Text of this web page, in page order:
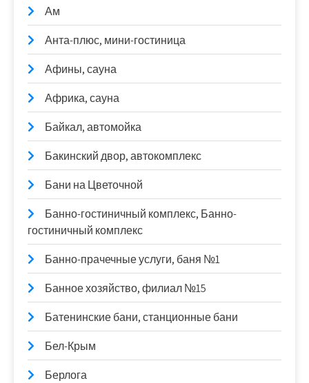
Ам
Анта-плюс, мини-гостиница
Афины, сауна
Африка, сауна
Байкал, автомойка
Бакинский двор, автокомплекс
Бани на Цветочной
Банно-гостиничный комплекс, Банно-
гостиничный комплекс
Банно-прачечные услуги, баня №1
Банное хозяйство, филиал №15
Батенинские бани, станционные бани
Бел-Крым
Берлога